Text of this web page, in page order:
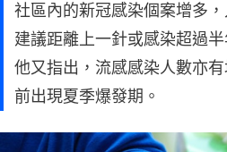
社區內的新冠感染個案增多
建議距離上一針或感染超過
他又指出，流感感染人數亦
前出現夏季爆發期。